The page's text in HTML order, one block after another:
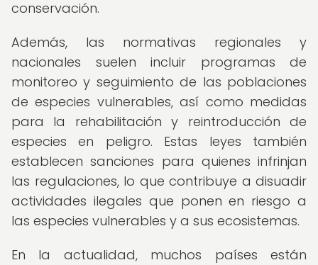
conservación.
Además, las normativas regionales y
nacionales suelen incluir programas de
monitoreo y seguimiento de las poblaciones
de especies vulnerables, así como medidas
para la rehabilitación y reintroducción de
especies en peligro. Estas leyes también
establecen sanciones para quienes infrinjan
las regulaciones, lo que contribuye a disuadir
actividades ilegales que ponen en riesgo a
las especies vulnerables y a sus ecosistemas.
En la actualidad, muchos países están